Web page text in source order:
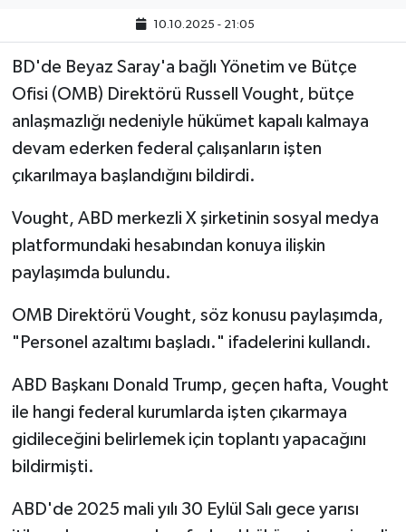
10.10.2025 - 21:05
BD'de Beyaz Saray'a bağlı Yönetim ve Bütçe
Ofisi (OMB) Direktörü Russell Vought, bütçe
anlaşmazlığı nedeniyle hükümet kapalı kalmaya
devam ederken federal çalışanların işten
çıkarılmaya başlandığını bildirdi.
Vought, ABD merkezli X şirketinin sosyal medya
platformundaki hesabından konuya ilişkin
paylaşımda bulundu.
OMB Direktörü Vought, söz konusu paylaşımda,
"Personel azaltımı başladı." ifadelerini kullandı.
ABD Başkanı Donald Trump, geçen hafta, Vought
ile hangi federal kurumlarda işten çıkarmaya
gidileceğini belirlemek için toplantı yapacağını
bildirmişti.
ABD'de 2025 mali yılı 30 Eylül Salı gece yarısı